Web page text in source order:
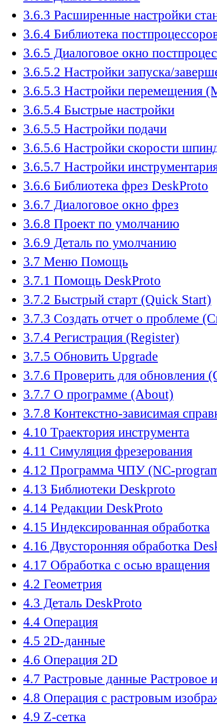
3.6.3 Расширенные настройки
3.6.4 Библиотека
3.6.5 Диалоговое окно
3.6.5.2 Настройки запуска/
3.6.5.3 Настройки перемещения
3.6.5.4 Быстрые настройки
3.6.5.5 Настройки подачи
3.6.5.6 Настройки скорости
3.6.5.7 Настройки
3.6.6 Библиотека фрез DeskProto
3.6.7 Диалоговое окно фрез
3.6.8 Проект по умолчанию
3.6.9 Деталь по умолчанию
3.7 Меню Помощь
3.7.1 Помощь DeskProto
3.7.2 Быстрый старт (Quick Start)
3.7.3 Создать отчет о проблеме
3.7.4 Регистрация (Register)
3.7.5 Обновить Upgrade
3.7.6 Проверить для обновления
3.7.7 О программе (About)
3.7.8 Контекстно-зависимая
4.10 Траектория инструмента
4.11 Симуляция фрезерования
4.12 Программа ЧПУ (NC-
4.13 Библиотеки Deskproto
4.14 Редакции DeskProto
4.15 Индексированная обработка
4.16 Двусторонняя обработка
4.17 Обработка с осью вращения
4.2 Геометрия
4.3 Деталь DeskProto
4.4 Операция
4.5 2D-данные
4.6 Операция 2D
4.7 Растровые данные Растровое
4.8 Операция с растровым
4.9 Z-сетка